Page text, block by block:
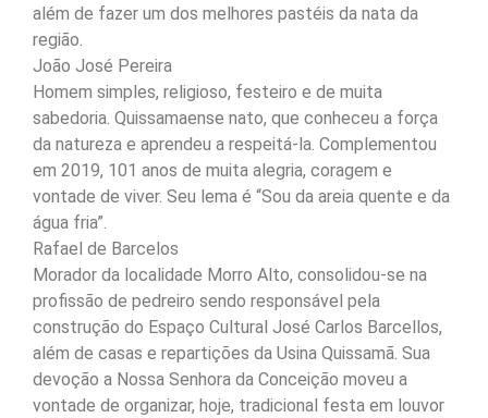
além de fazer um dos melhores pastéis da nata da
região.
João José Pereira
Homem simples, religioso, festeiro e de muita
sabedoria. Quissamaense nato, que conheceu a força
da natureza e aprendeu a respeitá-la. Complementou
em 2019, 101 anos de muita alegria, coragem e
vontade de viver. Seu lema é “Sou da areia quente e da
água fria”.
Rafael de Barcelos
Morador da localidade Morro Alto, consolidou-se na
profissão de pedreiro sendo responsável pela
construção do Espaço Cultural José Carlos Barcellos,
além de casas e repartições da Usina Quissamã. Sua
devoção a Nossa Senhora da Conceição moveu a
vontade de organizar, hoje, tradicional festa em louvor